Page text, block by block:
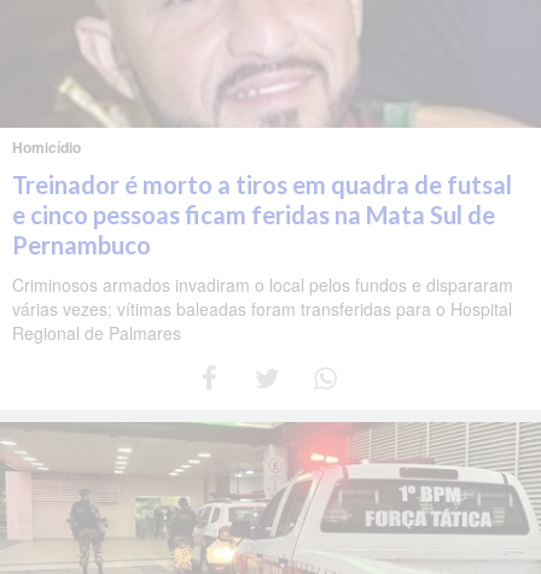
Homicídio
Treinador é morto a tiros em quadra de futsal
e cinco pessoas ficam feridas na Mata Sul de
Pernambuco
Criminosos armados invadiram o local pelos fundos e dispararam
várias vezes; vítimas baleadas foram transferidas para o Hospital
Regional de Palmares